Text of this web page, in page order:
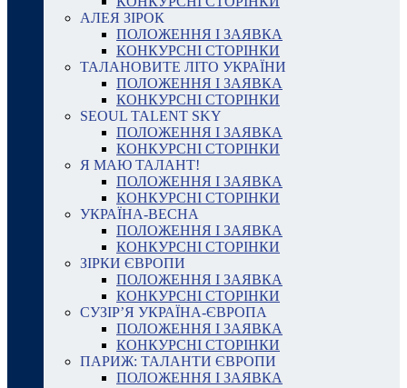
АЛЕЯ ЗІРОК
ПОЛОЖЕННЯ І ЗАЯВКА
КОНКУРСНІ СТОРІНКИ
ТАЛАНОВИТЕ ЛІТО УКРАЇНИ
ПОЛОЖЕННЯ І ЗАЯВКА
КОНКУРСНІ СТОРІНКИ
SEOUL TALENT SKY
ПОЛОЖЕННЯ І ЗАЯВКА
КОНКУРСНІ СТОРІНКИ
Я МАЮ ТАЛАНТ!
ПОЛОЖЕННЯ І ЗАЯВКА
КОНКУРСНІ СТОРІНКИ
УКРАЇНА-ВЕСНА
ПОЛОЖЕННЯ І ЗАЯВКА
КОНКУРСНІ СТОРІНКИ
ЗІРКИ ЄВРОПИ
ПОЛОЖЕННЯ І ЗАЯВКА
КОНКУРСНІ СТОРІНКИ
СУЗІР’Я УКРАЇНА-ЄВРОПА
ПОЛОЖЕННЯ І ЗАЯВКА
КОНКУРСНІ СТОРІНКИ
ПАРИЖ: ТАЛАНТИ ЄВРОПИ
ПОЛОЖЕННЯ І ЗАЯВКА